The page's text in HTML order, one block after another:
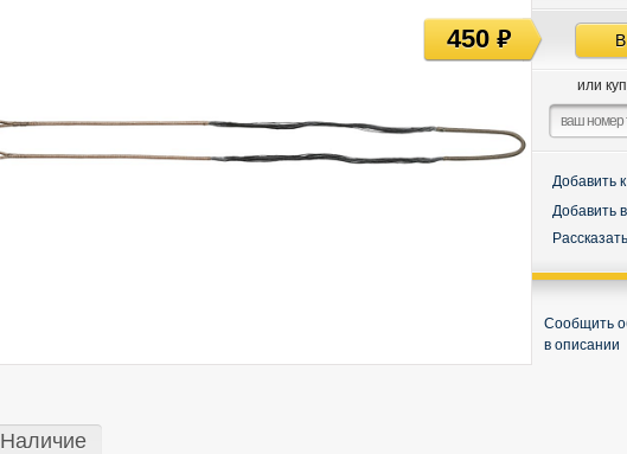
или
Добавить
Добавить
Сообщить
в описании
450руб
Наличие